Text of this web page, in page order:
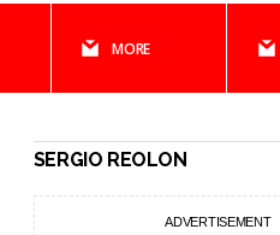
MORE
SERGIO REOLON
ADVERTISEMENT